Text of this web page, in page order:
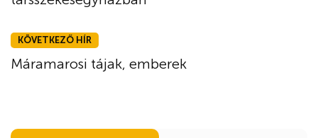
KÖVETKEZŐ HÍR
Máramarosi tájak, emberek